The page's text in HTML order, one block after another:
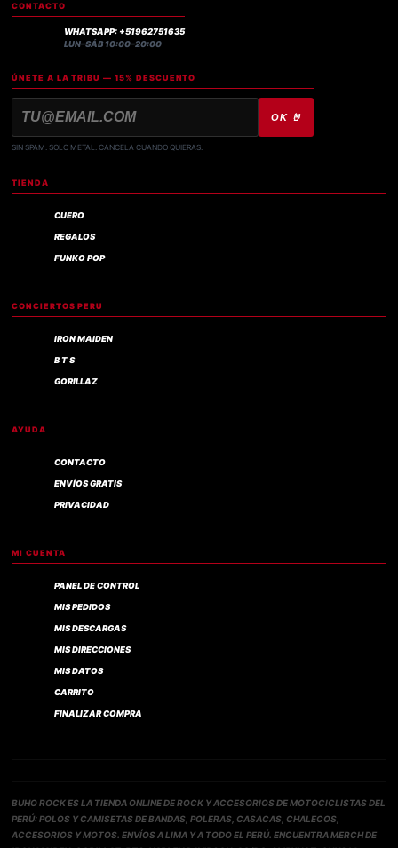
CONTACTO
WHATSAPP: +51962751635
LUN–SÁB 10:00–20:00
ÚNETE A LA TRIBU — 15% DESCUENTO
OK 🤘
SIN SPAM. SOLO METAL. CANCELA CUANDO QUIERAS.
TIENDA
CUERO
REGALOS
FUNKO POP
CONCIERTOS PERU
IRON MAIDEN
B T S
GORILLAZ
AYUDA
CONTACTO
ENVÍOS GRATIS
PRIVACIDAD
MI CUENTA
PANEL DE CONTROL
MIS PEDIDOS
MIS DESCARGAS
MIS DIRECCIONES
MIS DATOS
CARRITO
FINALIZAR COMPRA
BUHO ROCK ES LA TIENDA ONLINE DE ROCK Y ACCESORIOS DE MOTOCICLISTAS DEL
PERÚ: POLOS Y CAMISETAS DE BANDAS, POLERAS, CASACAS, CHALECOS,
ACCESORIOS Y MOTOS. ENVÍOS A LIMA Y A TODO EL PERÚ. ENCUENTRA MERCH DE